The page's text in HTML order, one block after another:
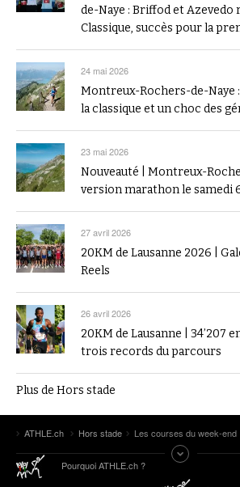
de-Naye : Briffod et
Classique, succès pour la
24 mai 2026
Montreux-Rochers-de-Naye
la classique et un choc des
23 mai 2026
Nouveauté | Montreux-
version marathon le samedi
27 avril 2026
20KM de Lausanne 2026 |
Reels
26 avril 2026
20KM de Lausanne | 34’207
trois records du parcours
Plus de Hors stade
ATHLE.ch Hors stade Les courses du week-end
Pourquoi ATHLE.ch ?